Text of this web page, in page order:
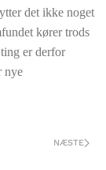
det ikke noget
kører trods
er derfor
nye
NÆSTE